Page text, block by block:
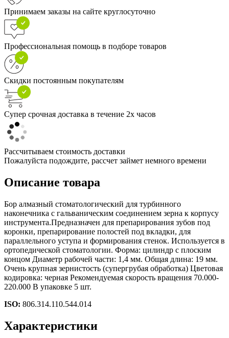
Принимаем заказы на сайте круглосуточно
Профессиональная помощь в подборе товаров
Скидки постоянным покупателям
Супер срочная доставка в течение 2х часов
Рассчитываем стоимость доставки
Пожалуйста подождите, рассчет займет немного времени
Описание товара
Бор алмазный стоматологический для турбинного
наконечника с гальваническим соединением зерна к корпусу
инструмента.Предназначен для препарирования зубов под
коронки, препарирование полостей под вкладки, для
параллельного уступа и формирования стенок. Используется в
ортопедической стоматологии. Форма: цилиндр с плоским
концом Диаметр рабочей части: 1,4 мм. Общая длина: 19 мм.
Очень крупная зернистость (супергрубая обработка) Цветовая
кодировка: черная Рекомендуемая скорость вращения 70.000-
220.000 В упаковке 5 шт.
ISO: 806.314.110.544.014
Характеристики